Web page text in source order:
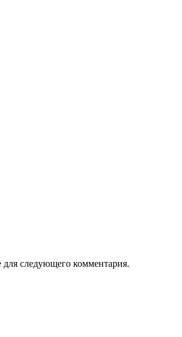
для следующего комментария.